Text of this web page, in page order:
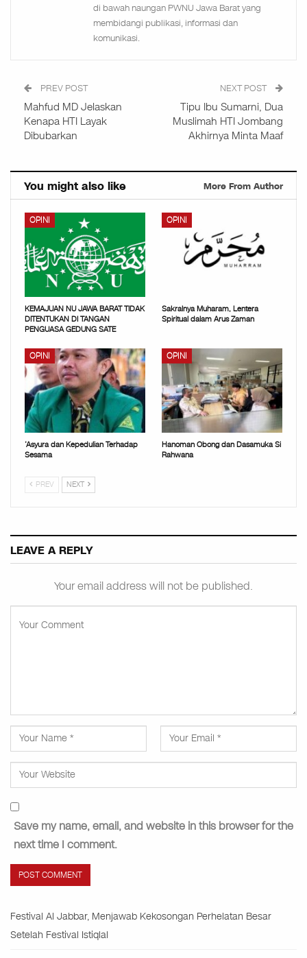
di bawah naungan PWNU Jawa Barat yang
membidangi publikasi, informasi dan
komunikasi.
PREV POST
Mahfud MD Jelaskan
Kenapa HTI Layak
Dibubarkan
NEXT POST
Tipu Ibu Sumarni, Dua
Muslimah HTI Jombang
Akhirnya Minta Maaf
You might also like More From Author
OPINI
KEMAJUAN NU JAWA BARAT TIDAK
DITENTUKAN DI TANGAN
PENGUASA GEDUNG SATE
OPINI
Sakralnya Muharam, Lentera
Spiritual dalam Arus Zaman
OPINI
’Asyura dan Kepedulian Terhadap
Sesama
OPINI
Hanoman Obong dan Dasamuka Si
Rahwana
PREV NEXT
LEAVE A REPLY
Your email address will not be published.
Save my name, email, and website in this browser for the
next time I comment.
Festival Al Jabbar, Menjawab Kekosongan Perhelatan Besar
Setelah Festival Istiqlal